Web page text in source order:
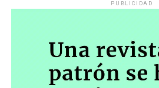
PUBLICIDAD